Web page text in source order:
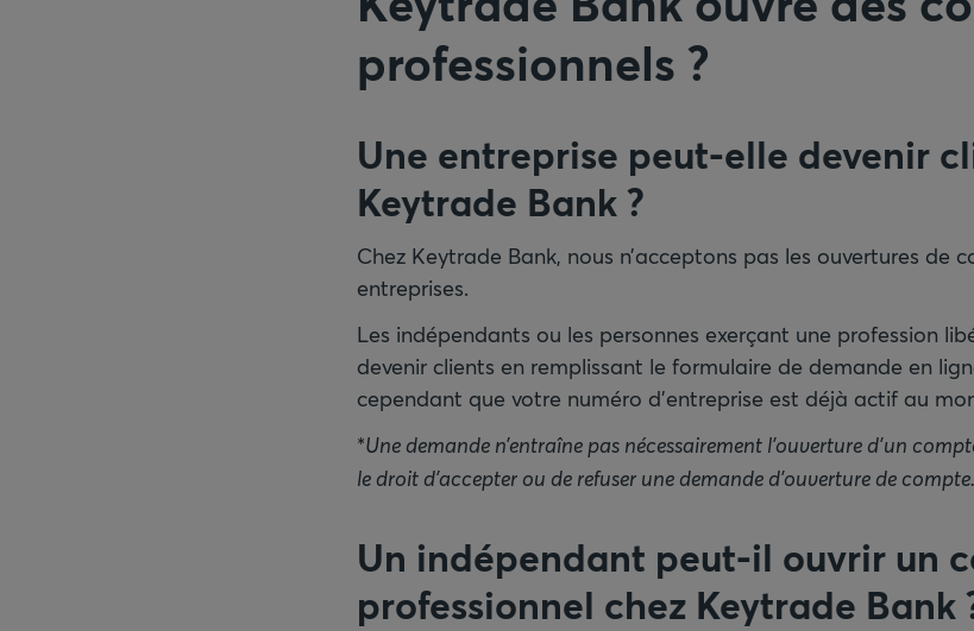
professionnels ?
Une entreprise peut-elle devenir
Keytrade Bank?
Chez Keytrade Bank, nous n’acceptons pas les ouvertures de
entreprises.
Les indépendants ou les personnes exerçant une profession
devenir clients en remplissant le formulaire de demande en
cependant que votre numéro d’entreprise est déjà actif au
*Une demande n’entraîne pas nécessairement l’ouverture d’un
le droit d’accepter ou de refuser une demande d’ouverture de compte.
Un indépendant peut-il ouvrir un
professionnel chez Keytrade Bank